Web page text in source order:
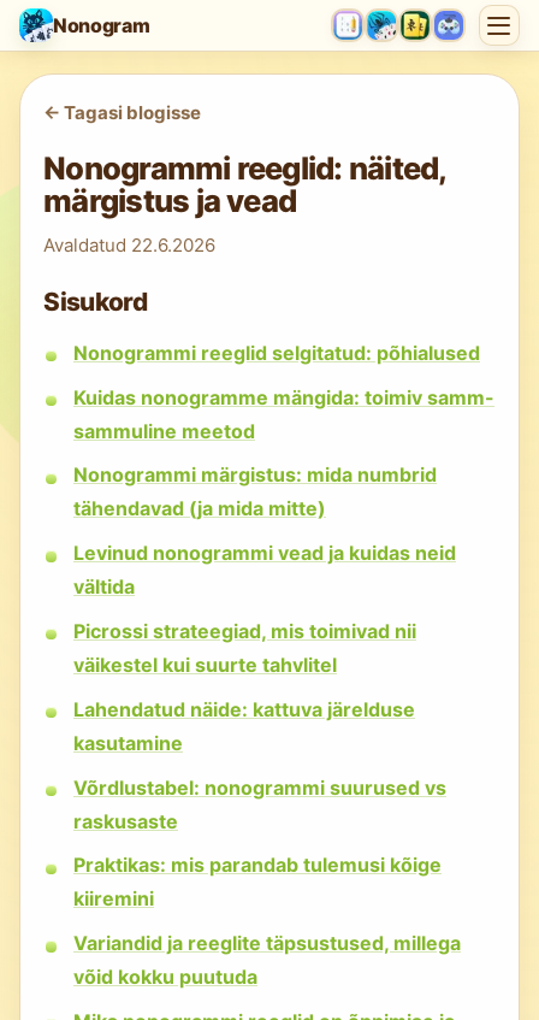
Nonogram
<- Tagasi blogisse
Nonogrammi reeglid: näited,
märgistus ja vead
Avaldatud 22.6.2026
Sisukord
Nonogrammi reeglid selgitatud: põhialused
Kuidas nonogramme mängida: toimiv samm-
sammuline meetod
Nonogrammi märgistus: mida numbrid
tähendavad (ja mida mitte)
Levinud nonogrammi vead ja kuidas neid
vältida
Picrossi strateegiad, mis toimivad nii
väikestel kui suurte tahvlitel
Lahendatud näide: kattuva järelduse
kasutamine
Võrdlustabel: nonogrammi suurused vs
raskusaste
Praktikas: mis parandab tulemusi kõige
kiiremini
Variandid ja reeglite täpsustused, millega
võid kokku puutuda